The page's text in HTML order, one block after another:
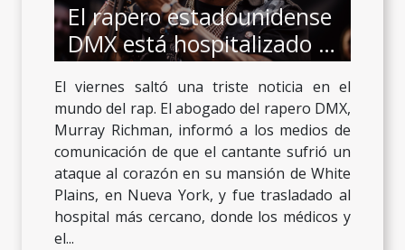
El rapero estadounidense
DMX está hospitalizado y
lucha por su vida
El viernes saltó una triste noticia en el
mundo del rap. El abogado del rapero DMX,
Murray Richman, informó a los medios de
comunicación de que el cantante sufrió un
ataque al corazón en su mansión de White
Plains, en Nueva York, y fue trasladado al
hospital más cercano, donde los médicos y
el...